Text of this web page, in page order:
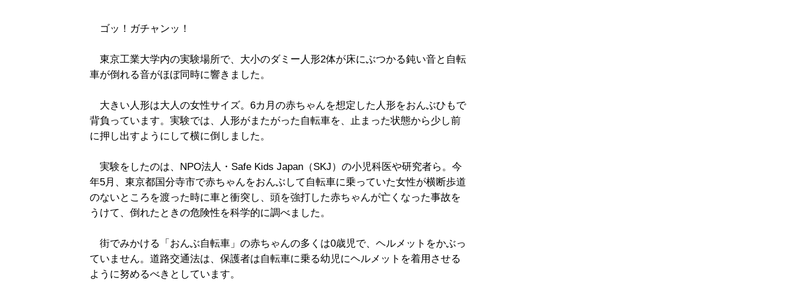
ゴッ！ガチャンッ！
東京工業大学内の実験場所で、大小のダミー人形2体が床にぶつかる鈍い音と自転
車が倒れる音がほぼ同時に響きました。
大きい人形は大人の女性サイズ。6カ月の赤ちゃんを想定した人形をおんぶひもで
背負っています。実験では、人形がまたがった自転車を、止まった状態から少し前
に押し出すようにして横に倒しました。
実験をしたのは、NPO法人・Safe Kids Japan（SKJ）の小児科医や研究者ら。今
年5月、東京都国分寺市で赤ちゃんをおんぶして自転車に乗っていた女性が横断歩道
のないところを渡った時に車と衝突し、頭を強打した赤ちゃんが亡くなった事故を
うけて、倒れたときの危険性を科学的に調べました。
街でみかける「おんぶ自転車」の赤ちゃんの多くは0歳児で、ヘルメットをかぶっ
ていません。道路交通法は、保護者は自転車に乗る幼児にヘルメットを着用させる
ように努めるべきとしています。